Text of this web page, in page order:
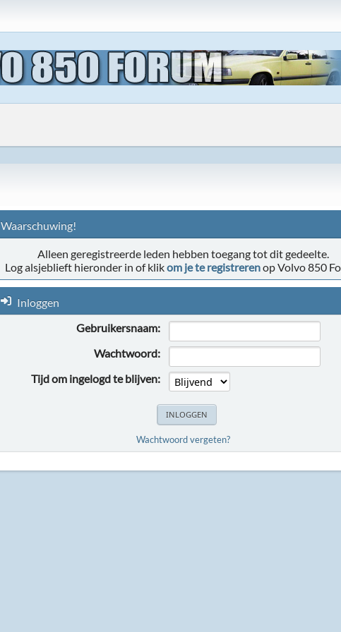
Waarschuwing!
Alleen geregistreerde leden hebben toegang tot dit gedeelte.
Log alsjeblieft hieronder in of klikom je te registrerenop Volvo 850
Inloggen
Gebruikersnaam:
Wachtwoord:
Tijd om ingelogd te blijven:
Wachtwoord vergeten?